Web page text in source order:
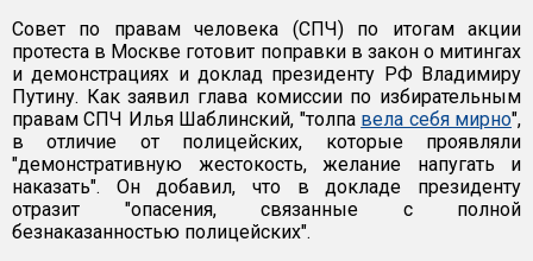
Совет по правам человека (СПЧ) по итогам акции
протеста в Москве готовит поправки в закон о митингах
и демонстрациях и доклад президенту РФ Владимиру
Путину. Как заявил глава комиссии по избирательным
правам СПЧ Илья Шаблинский, "толпа вела себя мирно",
в отличие от полицейских, которые проявляли
"демонстративную жестокость, желание напугать и
наказать". Он добавил, что в докладе президенту
отразит "опасения, связанные с полной
безнаказанностью полицейских".